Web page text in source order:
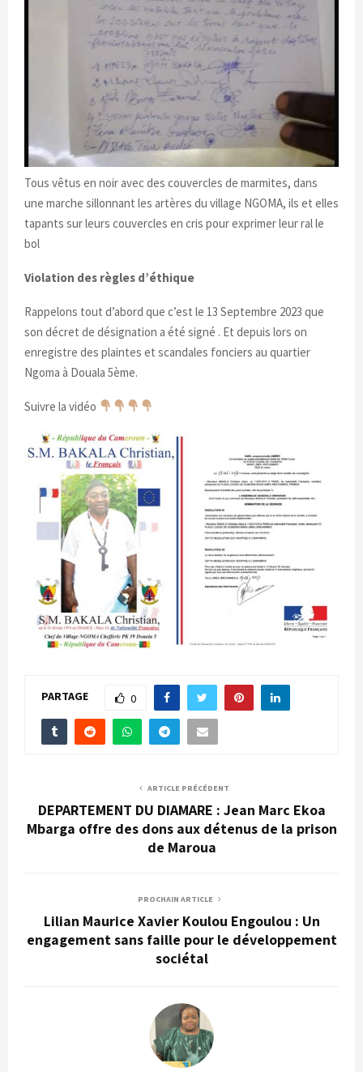
Tous vêtus en noir avec des couvercles de marmites, dans
une marche sillonnant les artères du village NGOMA, ils et elles
tapants sur leurs couvercles en cris pour exprimer leur ral le
bol
Violation des règles d’éthique
Rappelons tout d’abord que c’est le 13 Septembre 2023 que
son décret de désignation a été signé . Et depuis lors on
enregistre des plaintes et scandales fonciers au quartier
Ngoma à Douala 5ème.
Suivre la vidéo
PARTAGE 0
ARTICLE PRÉCÉDENT
DEPARTEMENT DU DIAMARE : Jean Marc Ekoa
Mbarga offre des dons aux détenus de la prison
de Maroua
PROCHAIN ARTICLE
Lilian Maurice Xavier Koulou Engoulou : Un
engagement sans faille pour le développement
sociétal